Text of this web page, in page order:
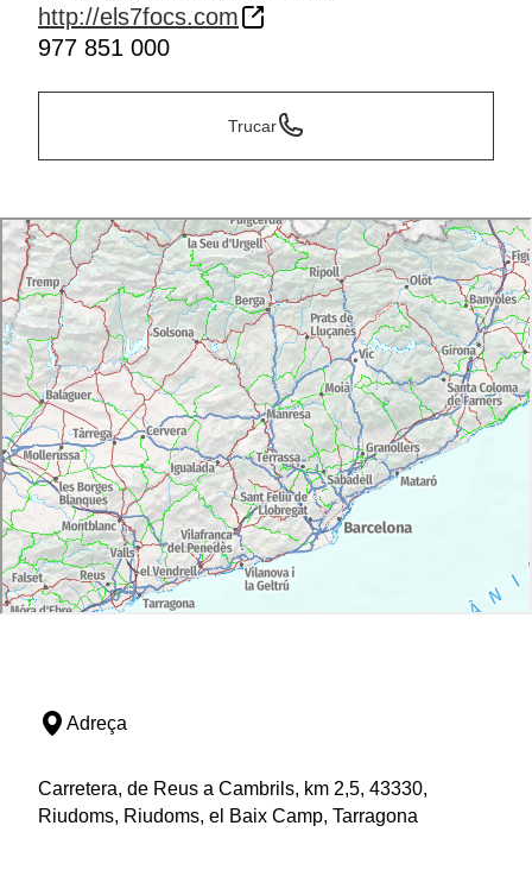
http://els7focs.com
977 851 000
Trucar
Adreça
Carretera, de Reus a Cambrils, km 2,5, 43330,
Riudoms, Riudoms, el Baix Camp, Tarragona